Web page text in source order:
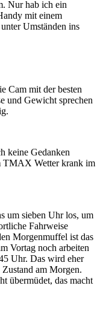
Nur hab ich ein
mit einem
Umständen ins
Cam mit der besten
und Gewicht sprechen
keine Gedanken
TMAX Wetter krank im
um sieben Uhr los, um
Fahrweise
Morgenmuffel ist das
Vortag noch arbeiten
Uhr. Das wird eher
am Morgen.
übermüdet, das macht